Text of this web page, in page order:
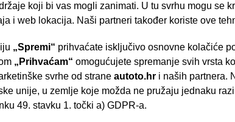
jastuci
stabilnosti
stakala
avenija
koji bi vas mogli zanimati. U tu svrhu mogu se
i web lokacija. Naši partneri također koriste ove
„Spremi“ prihvaćate isključivo osnovne kolačiće
„Prihvaćam“ omogućujete spremanje svih vrsta
svrhe od strane autoto.hr i naših partnera.
unije, u zemlje koje možda ne pružaju jednaku
49. stavku 1. točki a) GDPR-a.